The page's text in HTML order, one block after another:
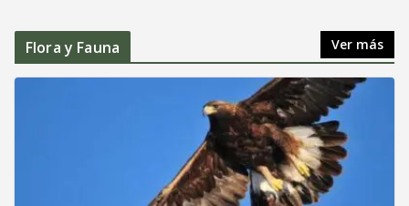
Flora y Fauna Ver más